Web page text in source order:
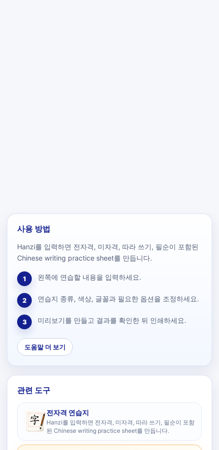
사용 방법
Hanzi를 입력하면 전자격, 미자격, 따라 쓰기, 필순이 포함된
Chinese writing practice sheet를 만듭니다.
1 왼쪽에 연습할 내용을 입력하세요.
2 연습지 종류, 색상, 글꼴과 필요한 옵션을 조정하세요.
3 미리보기를 만들고 결과를 확인한 뒤 인쇄하세요.
도움말 더 보기
관련 도구
전자격 연습지
Hanzi를 입력하면 전자격, 미자격, 따라 쓰기, 필순이 포함
된 Chinese writing practice sheet를 만듭니다.